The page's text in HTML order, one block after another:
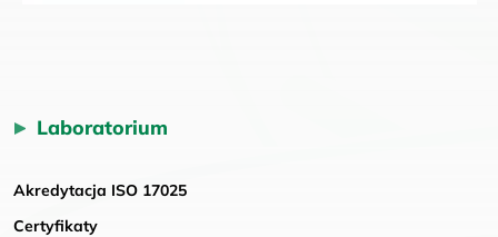
Laboratorium
Akredytacja ISO 17025
Certyfikaty